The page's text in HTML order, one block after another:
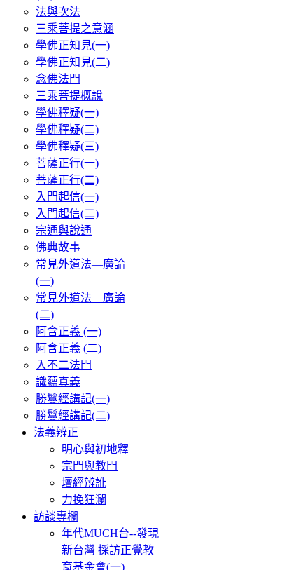
法與次法
三乘菩提之意涵
學佛正知見(一)
學佛正知見(二)
念佛法門
三乘菩提概說
學佛釋疑(一)
學佛釋疑(二)
學佛釋疑(三)
菩薩正行(一)
菩薩正行(二)
入門起信(一)
入門起信(二)
宗通與說通
佛典故事
常見外道法—廣論
(一)
常見外道法—廣論
(二)
阿含正義 (一)
阿含正義 (二)
入不二法門
識蘊真義
勝鬘經講記(一)
勝鬘經講記(二)
法義辨正
明心與初地釋
宗門與教門
壇經辨訛
力挽狂瀾
訪談專欄
年代MUCH台--發現
新台灣 採訪正覺教
育基金會(一)